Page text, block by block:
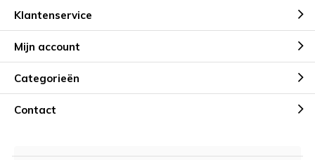
Klantenservice
Mijn account
Categorieën
Contact